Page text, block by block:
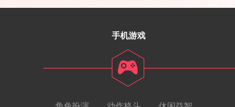
手机游戏